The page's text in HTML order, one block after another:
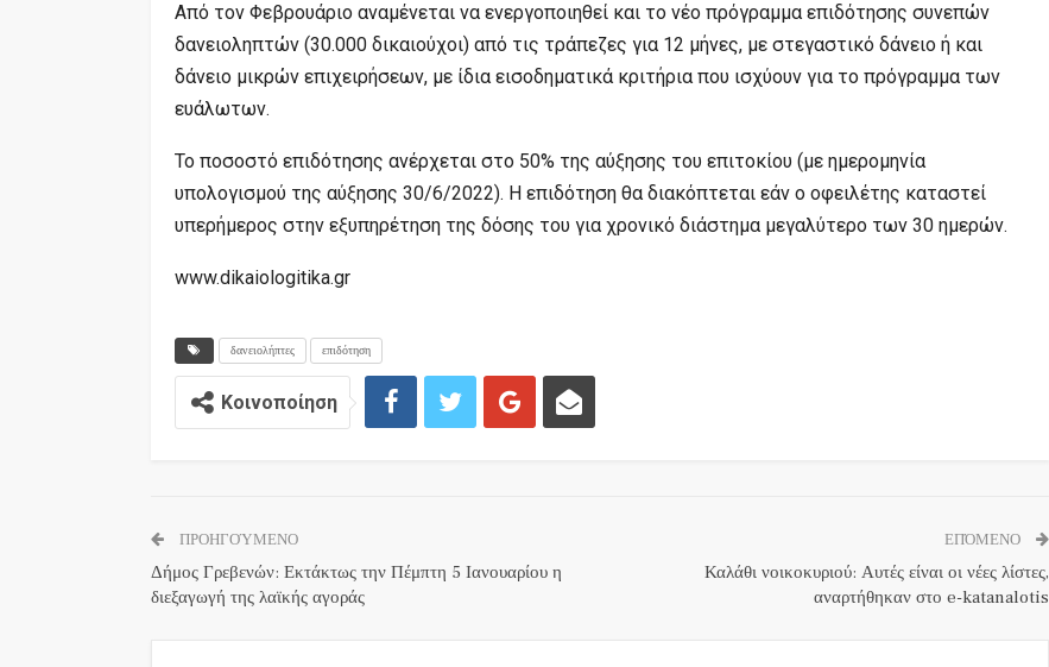
Από τον Φεβρουάριο αναμένεται να ενεργοποιηθεί και το νέο πρόγραμμα επιδότησης συνεπών
δανειοληπτών (30.000 δικαιούχοι) από τις τράπεζες για 12 μήνες, με στεγαστικό δάνειο ή και
δάνειο μικρών επιχειρήσεων, με ίδια εισοδηματικά κριτήρια που ισχύουν για το πρόγραμμα των
ευάλωτων.
Το ποσοστό επιδότησης ανέρχεται στο 50% της αύξησης του επιτοκίου (με ημερομηνία
υπολογισμού της αύξησης 30/6/2022). Η επιδότηση θα διακόπτεται εάν ο οφειλέτης καταστεί
υπερήμερος στην εξυπηρέτηση της δόσης του για χρονικό διάστημα μεγαλύτερο των 30 ημερών.
www.dikaiologitika.gr
δανειολήπτες επιδότηση
Κοινοποίηση
ΠΡΟΗΓΟΎΜΕΝΟ
Δήμος Γρεβενών: Εκτάκτως την Πέμπτη 5 Ιανουαρίου η
διεξαγωγή της λαϊκής αγοράς
ΕΠΌΜΕΝΟ
Καλάθι νοικοκυριού: Αυτές είναι οι νέες λίστες,
αναρτήθηκαν στο e-katanalotis